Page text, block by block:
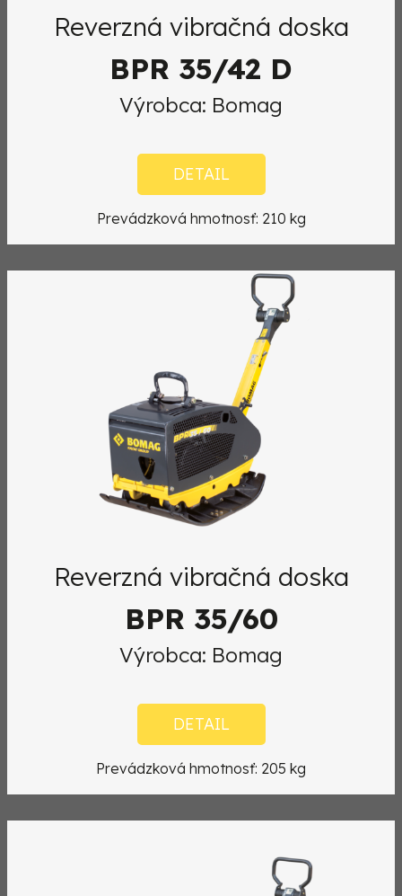
Reverzná vibračná doska
BPR 35/42 D
Výrobca: Bomag
DETAIL
Prevádzková hmotnosť: 210 kg
Reverzná vibračná doska
BPR 35/60
Výrobca: Bomag
DETAIL
Prevádzková hmotnosť: 205 kg